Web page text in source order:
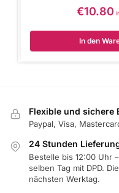
€10.80
In den
Flexible und sichere
Paypal, Visa,
24 Stunden
Bestelle bis 12:00 Uhr
selben Tag mit DPD.
nächsten Werktag.